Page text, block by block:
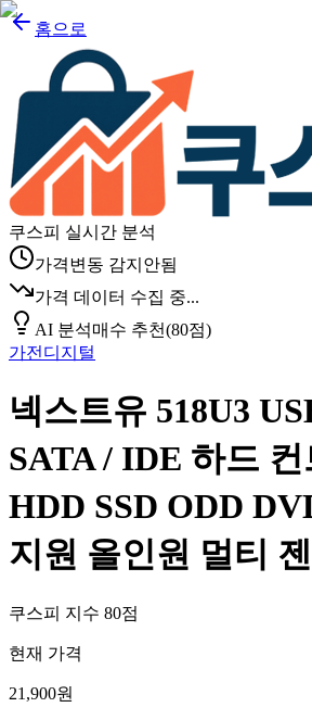
홈으로
쿠스피 실시간 분석
가격변동 감지안됨
가격 데이터 수집 중...
AI 분석매수 추천(80점)
가전디지털
넥스트유 518U3
SATA / IDE 하드
HDD SSD ODD
지원 올인원 멀티
쿠스피 지수 80점
현재 가격
21,900원